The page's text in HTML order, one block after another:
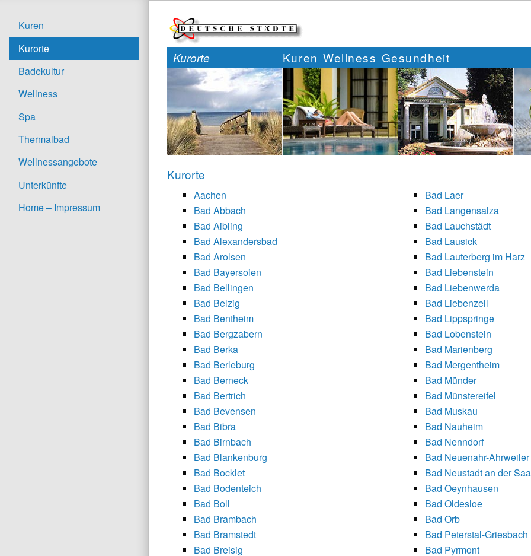
Kuren
Kurorte
Badekultur
Wellness
Spa
Thermalbad
Wellnessangebote
Unterkünfte
Home – Impressum
Kurorte Kuren Wellness Gesundheit
Kurorte
Aachen
Bad Abbach
Bad Aibling
Bad Alexandersbad
Bad Arolsen
Bad Bayersoien
Bad Bellingen
Bad Belzig
Bad Bentheim
Bad Bergzabern
Bad Berka
Bad Berleburg
Bad Berneck
Bad Bertrich
Bad Bevensen
Bad Bibra
Bad Birnbach
Bad Blankenburg
Bad Bocklet
Bad Bodenteich
Bad Boll
Bad Brambach
Bad Bramstedt
Bad Breisig
Bad Laer
Bad Langensalza
Bad Lauchstädt
Bad Lausick
Bad Lauterberg im Harz
Bad Liebenstein
Bad Liebenwerda
Bad Liebenzell
Bad Lippspringe
Bad Lobenstein
Bad Marienberg
Bad Mergentheim
Bad Münder
Bad Münstereifel
Bad Muskau
Bad Nauheim
Bad Nenndorf
Bad Neuenahr-Ahrweiler
Bad Neustadt an der
Bad Oeynhausen
Bad Oldesloe
Bad Orb
Bad Peterstal-Griesbach
Bad Pyrmont